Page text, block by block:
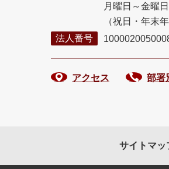
月曜日～金曜
（祝日・年末
法人番号
アクセス 部署
サイトマッ